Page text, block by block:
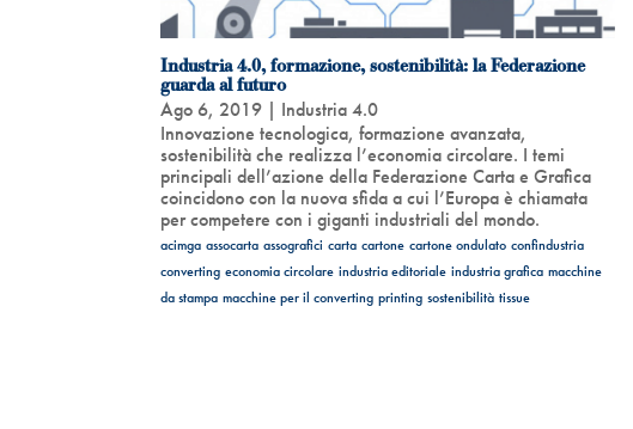
Industria 4.0, formazione, sostenibilità: la Federazione
guarda al futuro
Ago 6, 2019 | Industria 4.0
Innovazione tecnologica, formazione avanzata,
sostenibilità che realizza l’economia circolare. I temi
principali dell’azione della Federazione Carta e Grafica
coincidono con la nuova sfida a cui l’Europa è chiamata
per competere con i giganti industriali del mondo.
acimga assocarta assografici carta cartone cartone ondulato confindustria
converting economia circolare industria editoriale industria grafica macchine
da stampa macchine per il converting printing sostenibilità tissue